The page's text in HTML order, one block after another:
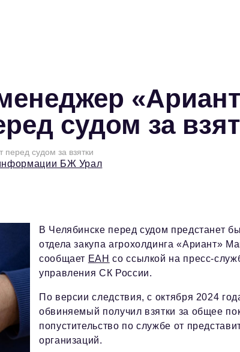
судом за
судом за взятки
БЖ Урал
В Челябинске перед судом предстанет
отдела закупа агрохолдинга «Ариант»
сообщает ЕАН со ссылкой на пресс-
управления СК России.
По версии следствия, с октября 2024
обвиняемый получил взятки за общее
попустительство по службе от
организаций.